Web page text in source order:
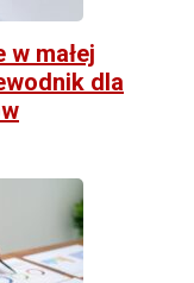
małej
dla